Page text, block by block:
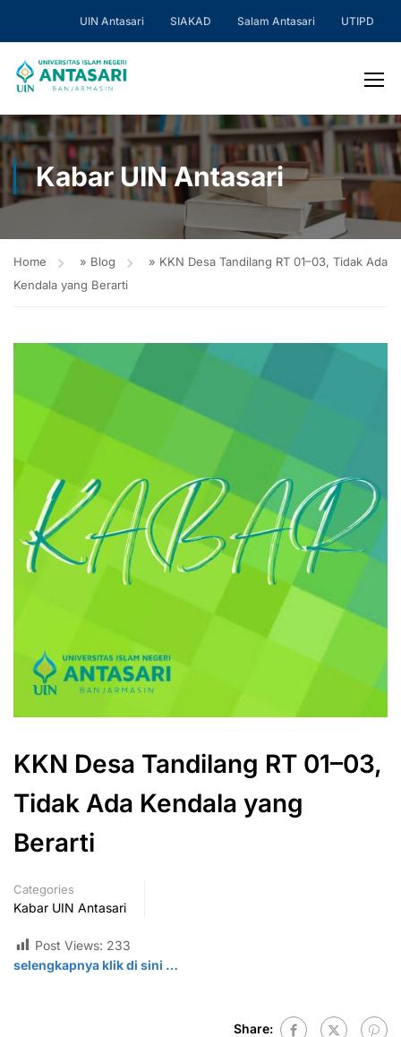
UIN Antasari SIAKAD Salam Antasari UTIPD
Kabar UIN Antasari
Home » Blog » KKN Desa Tandilang RT 01–03, Tidak Ada
Kendala yang Berarti
KKN Desa Tandilang RT 01–03,
Tidak Ada Kendala yang
Berarti
Categories
Kabar UIN Antasari
Post Views: 233
selengkapnya klik di sini …
Share: